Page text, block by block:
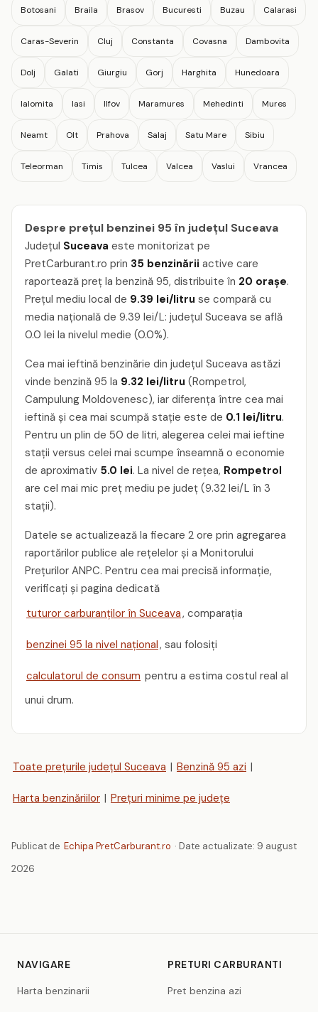
Botosani Braila Brasov Bucuresti Buzau Calarasi
Caras-Severin Cluj Constanta Covasna Dambovita
Dolj Galati Giurgiu Gorj Harghita Hunedoara
Ialomita Iasi Ilfov Maramures Mehedinti Mures
Neamt Olt Prahova Salaj Satu Mare Sibiu
Teleorman Timis Tulcea Valcea Vaslui Vrancea
Despre prețul benzinei 95 în județul Suceava
Județul Suceava este monitorizat pe
PretCarburant.ro prin 35 benzinării active care
raportează preț la benzină 95, distribuite în 20 orașe.
Prețul mediu local de 9.39 lei/litru se compară cu
media națională de 9.39 lei/L: județul Suceava se află
0.0 lei la nivelul medie (0.0%).
Cea mai ieftină benzinărie din județul Suceava astăzi
vinde benzină 95 la 9.32 lei/litru (Rompetrol,
Campulung Moldovenesc), iar diferența între cea mai
ieftină și cea mai scumpă stație este de 0.1 lei/litru.
Pentru un plin de 50 de litri, alegerea celei mai ieftine
stații versus celei mai scumpe înseamnă o economie
de aproximativ 5.0 lei. La nivel de rețea, Rompetrol
are cel mai mic preț mediu pe județ (9.32 lei/L în 3
stații).
Datele se actualizează la fiecare 2 ore prin agregarea
raportărilor publice ale rețelelor și a Monitorului
Prețurilor ANPC. Pentru cea mai precisă informație,
verificați și pagina dedicată
tuturor carburanților în Suceava, comparația
benzinei 95 la nivel național, sau folosiți
calculatorul de consum pentru a estima costul real al
unui drum.
Toate prețurile județul Suceava | Benzină 95 azi |
Harta benzinăriilor | Prețuri minime pe județe
Publicat de Echipa PretCarburant.ro · Date actualizate: 9 august
2026
NAVIGARE
Harta benzinarii
PRETURI CARBURANTI
Pret benzina azi